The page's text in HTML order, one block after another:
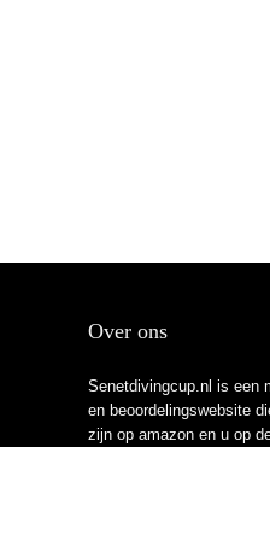
Over ons
Senetdivingcup.nl is een
en beoordelingswebsite
zijn op amazon en u op